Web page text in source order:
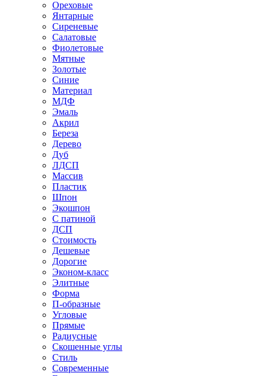
Ореховые
Янтарные
Сиреневые
Салатовые
Фиолетовые
Мятные
Золотые
Синие
Материал
МДФ
Эмаль
Акрил
Береза
Дерево
Дуб
ЛДСП
Массив
Пластик
Шпон
Экошпон
С патиной
ДСП
Стоимость
Дешевые
Дорогие
Эконом-класс
Элитные
Форма
П-образные
Угловые
Прямые
Радиусные
Скошенные углы
Стиль
Современные